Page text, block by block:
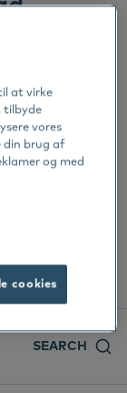
på
på hospitaler
SEARCH
at virke
tilbyde
vores
din brug af
og med
cookies